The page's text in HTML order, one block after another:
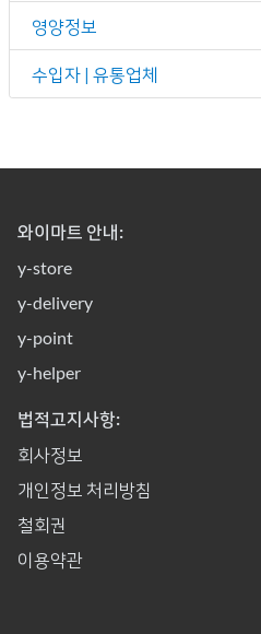
영양정보
수입자 | 유통업체
와이마트 안내:
y-store
y-delivery
y-point
y-helper
법적고지사항:
회사정보
개인정보 처리방침
철회권
이용약관